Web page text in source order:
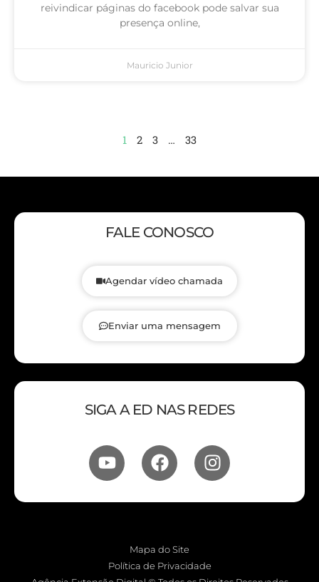
reivindicar páginas do facebook pode salvar sua
presença online,
Mauricio Junior
1 2 3 … 33
FALE CONOSCO
Agendar vídeo chamada
Enviar uma mensagem
SIGA A ED NAS REDES
Mapa do Site
Política de Privacidade